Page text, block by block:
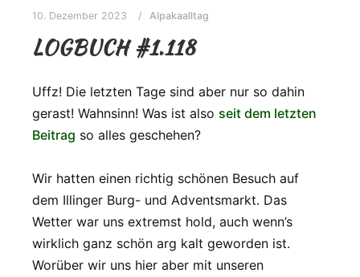
10. Dezember 2023 Alpakaalltag
LOGBUCH #1.118
Uffz! Die letzten Tage sind aber nur so dahin
gerast! Wahnsinn! Was ist also seit dem letzten
Beitrag so alles geschehen?
Wir hatten einen richtig schönen Besuch auf
dem Illinger Burg- und Adventsmarkt. Das
Wetter war uns extremst hold, auch wenn’s
wirklich ganz schön arg kalt geworden ist.
Worüber wir uns hier aber mit unseren